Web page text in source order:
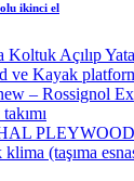
ikinci el
Koltuk Açılıp
ve Kayak
– Rossignol
(taşıma